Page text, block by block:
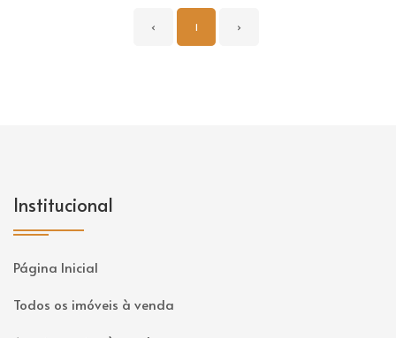
‹ 1 ›
Institucional
Página Inicial
Todos os imóveis à venda